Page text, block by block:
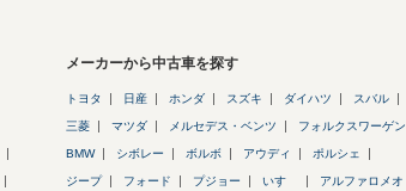
メーカーから中古車を探す
トヨタ 日産 ホンダ スズキ ダイハツ スバル
三菱 マツダ メルセデス・ベンツ フォルクスワーゲン
BMW シボレー ボルボ アウディ ポルシェ
ジープ フォード プジョー いすゞ アルファロメオ